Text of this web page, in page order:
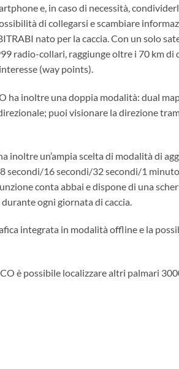
e, in caso di necessità,
di collegarsi e scambiare
nato per la caccia. Con un solo
radio-collari, raggiunge oltre i 70 km di
(way points).
ha inoltre una doppia modalità: dual
puoi visionare la direzione
inoltre un’ampia scelta di modalità di
secondi/16 secondi/32 secondi/1
conta abbai e dispone di una
ogni giornata di caccia.
integrata in modalità offline e la
è possibile localizzare altri palmari